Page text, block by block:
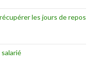
les jours de repos